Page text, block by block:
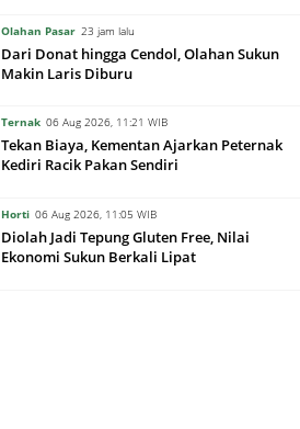
Olahan Pasar 23 jam lalu
Dari Donat hingga Cendol, Olahan Sukun
Makin Laris Diburu
Ternak 06 Aug 2026, 11:21 WIB
Tekan Biaya, Kementan Ajarkan Peternak
Kediri Racik Pakan Sendiri
Horti 06 Aug 2026, 11:05 WIB
Diolah Jadi Tepung Gluten Free, Nilai
Ekonomi Sukun Berkali Lipat